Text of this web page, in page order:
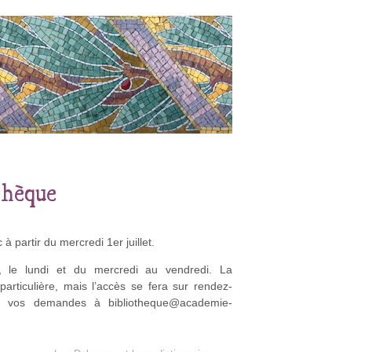
partir du mercredi 1er juillet.
le lundi et du mercredi au vendredi. La
mais l’accès se fera sur rendez-
demandes à bibliotheque@academie-